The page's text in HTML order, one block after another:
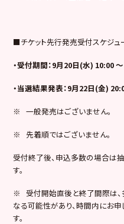
■チケット先行発売受付スケジュ
・受付期間：9月20日(水) 10:00
・当選結果発表：9月22日(金)
※ 一般発売はございません。
※ 先着順ではございません。
受付終了後、申込多数の場合は
す。
※ 受付開始直後と終了間際は、
なる可能性があり、時間内にお
す。